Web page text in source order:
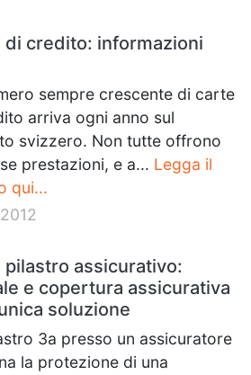
di credito: informazioni
sempre crescente di carte
arriva ogni anno sul
svizzero. Non tutte offrono
prestazioni, e a... Legga il
qui...
pilastro assicurativo:
e copertura assicurativa
soluzione
3a presso un assicuratore
la protezione di una